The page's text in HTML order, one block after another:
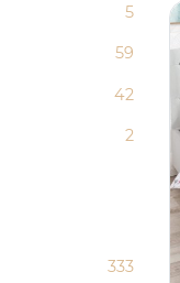
5
59
42
2
333